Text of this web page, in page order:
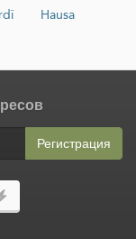
Hausa
Регистрация